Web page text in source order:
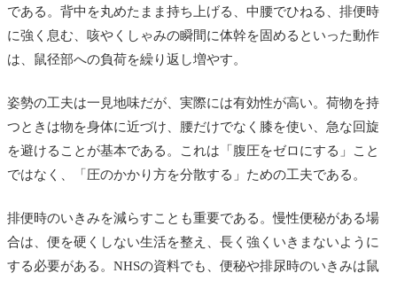
である。背中を丸めたまま持ち上げる、中腰でひねる、排便時
に強く息む、咳やくしゃみの瞬間に体幹を固めるといった動作
は、鼠径部への負荷を繰り返し増やす。
姿勢の工夫は一見地味だが、実際には有効性が高い。荷物を持
つときは物を身体に近づけ、腰だけでなく膝を使い、急な回旋
を避けることが基本である。これは「腹圧をゼロにする」こと
ではなく、「圧のかかり方を分散する」ための工夫である。
排便時のいきみを減らすことも重要である。慢性便秘がある場
合は、便を硬くしない生活を整え、長く強くいきまないように
する必要がある。NHSの資料でも、便秘や排尿時のいきみは鼠